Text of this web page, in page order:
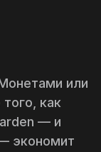
или
как
— и
экономит